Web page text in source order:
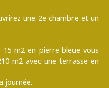
une 2e chambre et un
m2 en pierre bleue vous
m2 avec une terrasse en
journée.